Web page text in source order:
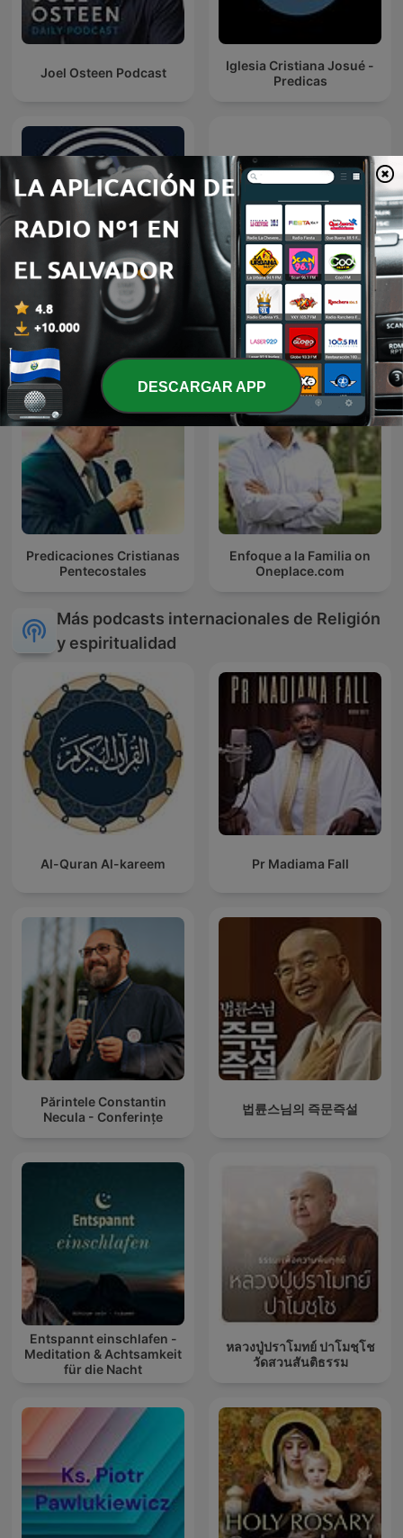
Joel Osteen Podcast
Iglesia Cristiana Josué -
Predicas
Predicaciones Cristianas Restauracion
Predicaciones Cristianas
Pentecostales
Enfoque a la Familia on
Oneplace.com
Más podcasts internacionales de Religión
y espiritualidad
Al-Quran Al-kareem Pr Madiama Fall
Părintele Constantin
Necula - Conferințe
법륜스님의 즉문즉설
Entspannt einschlafen -
Meditation & Achtsamkeit
für die Nacht
หลวงปู่ปราโมทย์ ปาโมชฺโช
วัดสวนสันติธรรม
DESCARGAR APP